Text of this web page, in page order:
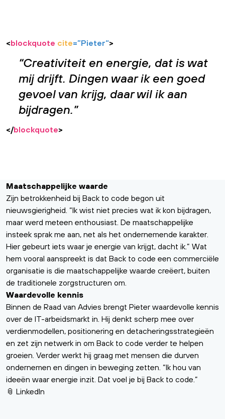
<blockquote cite=”Pieter“>
Creativiteit en energie, dat is wat
mij drijft. Dingen waar ik een goed
gevoel van krijg, daar wil ik aan
bijdragen.
</blockquote>
Maatschappelijke waarde
Zijn betrokkenheid bij Back to code begon uit
nieuwsgierigheid. “Ik wist niet precies wat ik kon bijdragen,
maar werd meteen enthousiast. De maatschappelijke
insteek sprak me aan, net als het ondernemende karakter.
Hier gebeurt iets waar je energie van krijgt, dacht ik.” Wat
hem vooral aanspreekt is dat Back to code een commerciële
organisatie is die maatschappelijke waarde creëert, buiten
de traditionele zorgstructuren om.
Waardevolle kennis
Binnen de Raad van Advies brengt Pieter waardevolle kennis
over de IT-arbeidsmarkt in. Hij denkt scherp mee over
verdienmodellen, positionering en detacheringsstrategieën
en zet zijn netwerk in om Back to code verder te helpen
groeien. Verder werkt hij graag met mensen die durven
ondernemen en dingen in beweging zetten. “Ik hou van
ideeën waar energie inzit. Dat voel je bij Back to code.”
📎 LinkedIn